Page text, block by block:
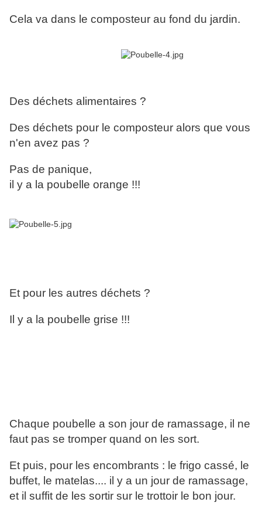
Cela va dans le composteur au fond du jardin.
Des déchets alimentaires ?
Des déchets pour le composteur alors que vous
n'en avez pas ?
Pas de panique,
il y a la poubelle orange !!!
Et pour les autres déchets ?
Il y a la poubelle grise !!!
Chaque poubelle a son jour de ramassage, il ne
faut pas se tromper quand on les sort.
Et puis, pour les encombrants : le frigo cassé, le
buffet, le matelas.... il y a un jour de ramassage,
et il suffit de les sortir sur le trottoir le bon jour.